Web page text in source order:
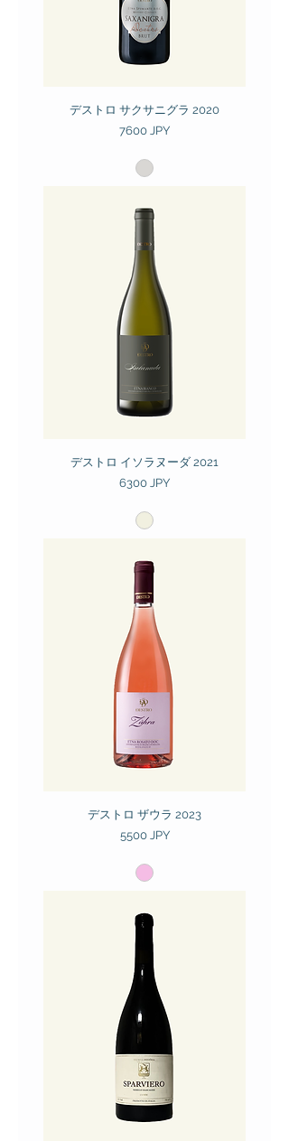
デストロ サクサニグラ 2020
Prezzo
7600 JPY
デストロ イソラヌーダ 2021
Prezzo
6300 JPY
デストロ ザウラ 2023
Prezzo
5500 JPY